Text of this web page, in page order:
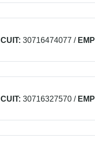
CUIT: 30716474077 /
CUIT: 30716327570 /